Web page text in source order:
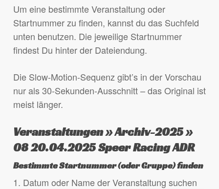
Um eine bestimmte Veranstaltung oder
Startnummer zu finden, kannst du das Suchfeld
unten benutzen. Die jeweilige Startnummer
findest Du hinter der Dateiendung.
Die Slow-Motion-Sequenz gibt’s in der Vorschau
nur als 30-Sekunden-Ausschnitt – das Original ist
meist länger.
Veranstaltungen » Archiv-2025 »
08 20.04.2025 Speer Racing ADR
Bestimmte Startnummer (oder Gruppe) finden
1. Datum oder Name der Veranstaltung suchen